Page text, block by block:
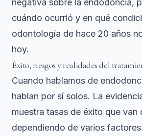
negativa sobre la endodoncia,
cuándo ocurrió y en qué
odontología de hace 20 años
hoy.
Éxito, riesgos y realidades del
Cuando hablamos de
hablan por sí solos. La
muestra tasas de éxito que
dependiendo de varios